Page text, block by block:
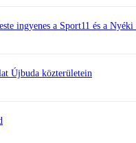
ingyenes a Sport11 és a
Újbuda közterületein